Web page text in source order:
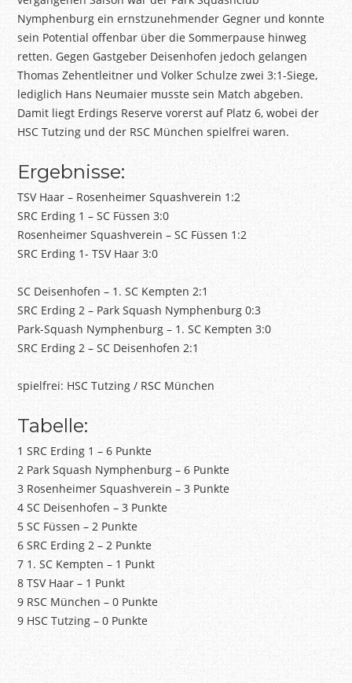
Nymphenburg ein ernstzunehmender Gegner und konnte
sein Potential offenbar über die Sommerpause hinweg
retten. Gegen Gastgeber Deisenhofen jedoch gelangen
Thomas Zehentleitner und Volker Schulze zwei 3:1-Siege,
lediglich Hans Neumaier musste sein Match abgeben.
Damit liegt Erdings Reserve vorerst auf Platz 6, wobei der
HSC Tutzing und der RSC München spielfrei waren.
Ergebnisse:
TSV Haar – Rosenheimer Squashverein 1:2
SRC Erding 1 – SC Füssen 3:0
Rosenheimer Squashverein – SC Füssen 1:2
SRC Erding 1- TSV Haar 3:0
SC Deisenhofen – 1. SC Kempten 2:1
SRC Erding 2 – Park Squash Nymphenburg 0:3
Park-Squash Nymphenburg – 1. SC Kempten 3:0
SRC Erding 2 – SC Deisenhofen 2:1
spielfrei: HSC Tutzing / RSC München
Tabelle:
1 SRC Erding 1 – 6 Punkte
2 Park Squash Nymphenburg – 6 Punkte
3 Rosenheimer Squashverein – 3 Punkte
4 SC Deisenhofen – 3 Punkte
5 SC Füssen – 2 Punkte
6 SRC Erding 2 – 2 Punkte
7 1. SC Kempten – 1 Punkt
8 TSV Haar – 1 Punkt
9 RSC München – 0 Punkte
9 HSC Tutzing – 0 Punkte